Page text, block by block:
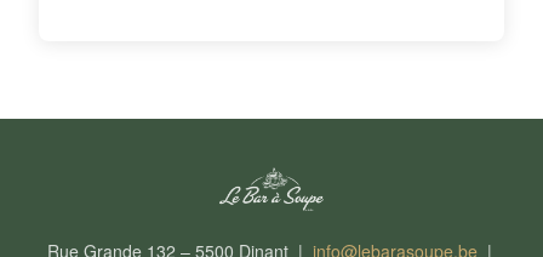
Rue Grande 132 – 5500 Dinant | info@lebarasoupe.be|